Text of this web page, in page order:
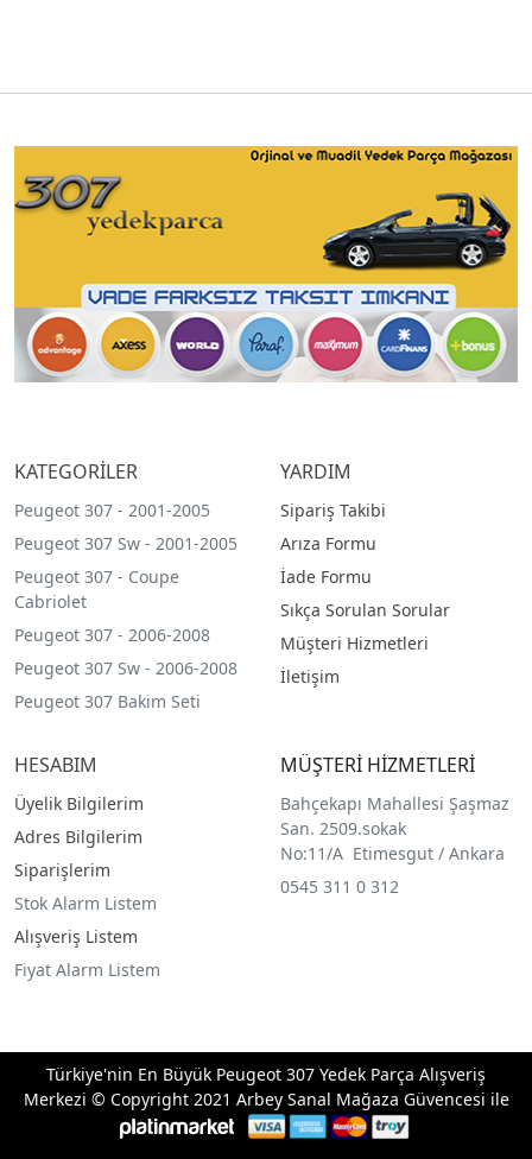
KATEGORİLER
Peugeot 307 - 2001-2005
Peugeot 307 Sw - 2001-2005
Peugeot 307 - Coupe
Cabriolet
Peugeot 307 - 2006-2008
Peugeot 307 Sw - 2006-2008
Peugeot 307 Bakim Seti
YARDIM
Sipariş Takibi
Arıza Formu
İade Formu
Sıkça Sorulan Sorular
Müşteri Hizmetleri
İletişim
HESABIM
Üyelik Bilgilerim
Adres Bilgilerim
Siparişlerim
Stok Alarm Listem
Alışveriş Listem
Fiyat Alarm Listem
MÜŞTERİ HİZMETLERİ
Bahçekapı Mahallesi Şaşmaz
San. 2509.sokak
No:11/A Etimesgut / Ankara
0545 311 0 312
Türkiye'nin En Büyük Peugeot 307 Yedek Parça Alışveriş
Merkezi © Copyright 2021 Arbey Sanal Mağaza Güvencesi ile